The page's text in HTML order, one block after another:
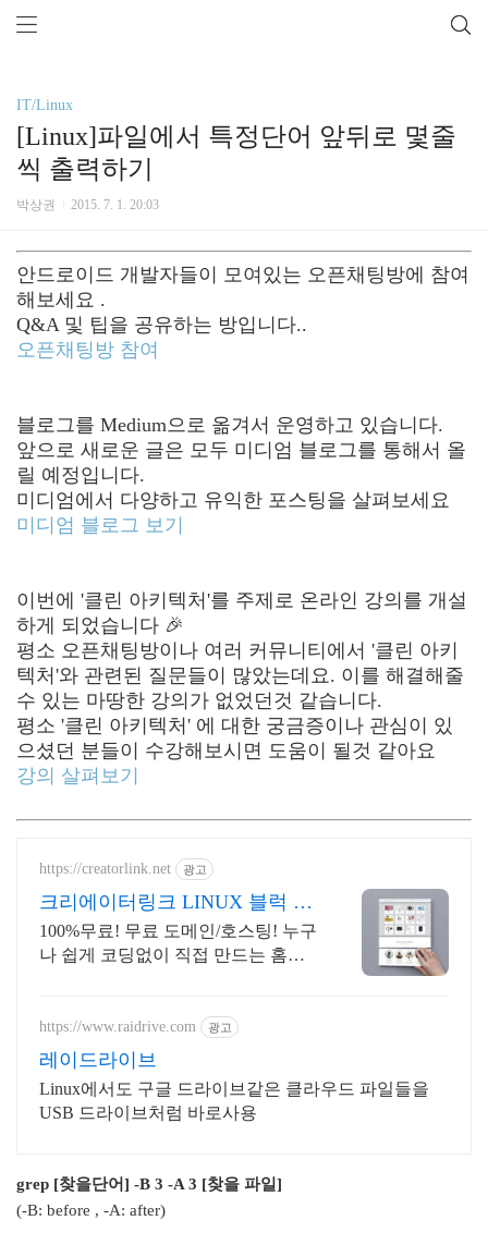
IT/Linux
[Linux]파일에서 특정단어 앞뒤로 몇줄
씩 출력하기
박상권 2015. 7. 1. 20:03
안드로이드 개발자들이 모여있는 오픈채팅방에 참여
해보세요 .
Q&A 및 팁을 공유하는 방입니다..
오픈채팅방 참여
블로그를 Medium으로 옮겨서 운영하고 있습니다.
앞으로 새로운 글은 모두 미디엄 블로그를 통해서 올
릴 예정입니다.
미디엄에서 다양하고 유익한 포스팅을 살펴보세요
미디엄 블로그 보기
이번에 '클린 아키텍처'를 주제로 온라인 강의를 개설
하게 되었습니다 🎉
평소 오픈채팅방이나 여러 커뮤니티에서 '클린 아키
텍처'와 관련된 질문들이 많았는데요. 이를 해결해줄
수 있는 마땅한 강의가 없었던것 같습니다.
평소 '클린 아키텍처' 에 대한 궁금증이나 관심이 있
으셨던 분들이 수강해보시면 도움이 될것 같아요
강의 살펴보기
https://creatorlink.net 광고
크리에이터링크 LINUX 블럭 쌓
기로 만드는 홈페이지
100%무료! 무료 도메인/호스팅! 누구
나 쉽게 코딩없이 직접 만드는 홈페
에이터링크에서.
https://www.raidrive.com 광고
레이드라이브
Linux에서도 구글 드라이브같은 클라우드 파일들을
USB 드라이브처럼 바로사용
grep [찾을단어] -B 3 -A 3 [찾을 파일]
(-B: before , -A: after)